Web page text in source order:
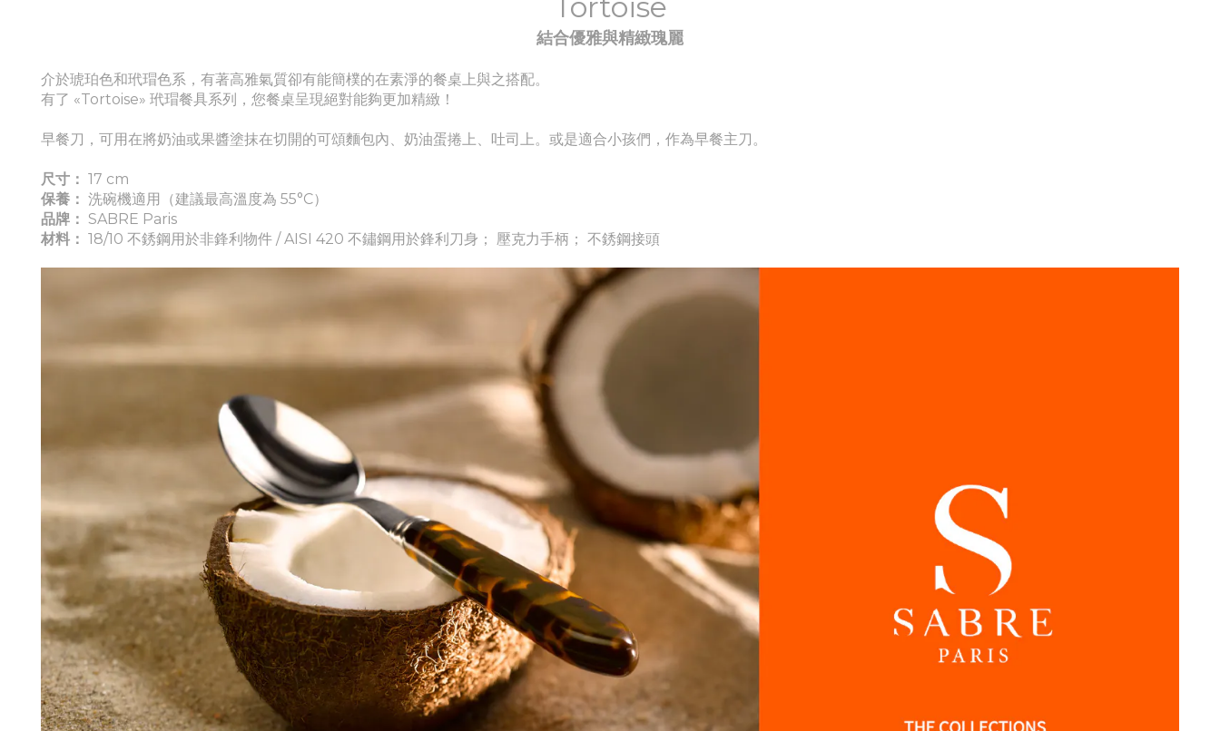
結合優雅與精緻瑰麗
介於琥珀色和玳瑁色系，有著高雅氣質卻有能簡樸的在素淨的餐桌上與之搭配。
有了 «Tortoise» 玳瑁餐具系列，您餐桌呈現絕對能夠更加精緻！
早餐刀，可用在將奶油或果醬塗抹在切開的可頌麵包內、奶油蛋捲上、吐司上。或是適合小孩們，作為早餐主刀。
尺寸： 17 cm
保養： 洗碗機適用（建議最高溫度為 55°C）
品牌： SABRE Paris
材料： 18/10 不銹鋼用於非鋒利物件 / AISI 420 不鏽鋼用於鋒利刀身； 壓克力手柄； 不銹鋼接頭